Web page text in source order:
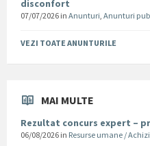
disconfort
07/07/2026 in Anunturi, Anunturi
VEZI TOATE ANUNTURILE
MAI MULTE
Rezultat concurs expert –
06/08/2026 in Resurse umane /